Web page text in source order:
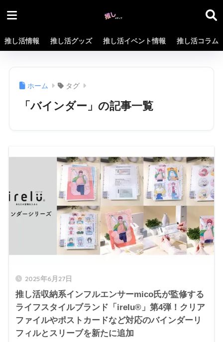
推し活情報 推し活グッズ 推し活イベント情報 推し活コラム
ホーム タグ
「バインダー」の記事一覧
2025年6月27日
推し活収納系インフルエンサーmico氏が監修する
ライフスタイルブランド「irelu®」第4弾！クリア
ファイルやポストカードなど対応のバインダーリ
フィルとスリーブを新たに追加